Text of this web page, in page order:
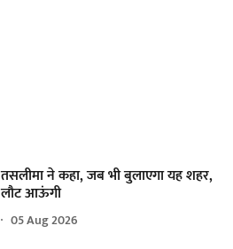
तसलीमा ने कहा, जब भी बुलाएगा यह शहर,
लौट आऊंगी
05 Aug 2026